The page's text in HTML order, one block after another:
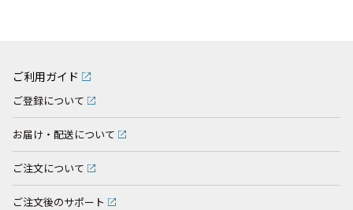
ご利用ガイド
ご登録について
お届け・配送について
ご注文について
ご注文後のサポート